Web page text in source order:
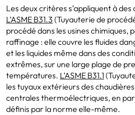
Les deux critères s’appliquent à
L’ASME B31.3 (Tuyauterie de
procédé dans les usines chimiques,
raffinage : elle couvre les fluides
et les liquides même dans des
extrêmes, sur une large plage de
températures. L’ASME B31.1
les tuyaux extérieurs des
centrales thermoélectriques, en
définis par la norme elle-même.